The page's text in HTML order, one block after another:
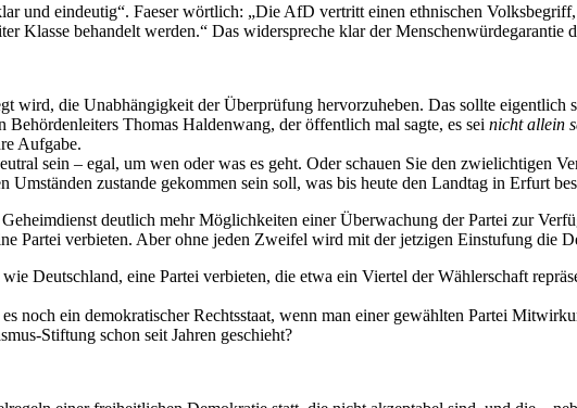
und eindeutig“. Faeser wörtlich: „Die AfD vertritt einen ethnischen
Klasse behandelt werden.“ Das widerspreche klar der Menschenwürdegarantie
wird, die Unabhängigkeit der Überprüfung hervorzuheben. Das sollte eigentlich
Thomas Haldenwang, der öffentlich mal sagte, es sei nicht allein
Aufgabe.
sein – egal, um wen oder was es geht. Oder schauen Sie den zwielichtigen
zustande gekommen sein soll, was bis heute den Landtag in Erfurt
deutlich mehr Möglichkeiten einer Überwachung der Partei zur
Partei verbieten. Aber ohne jeden Zweifel wird mit der jetzigen Einstufung die
Deutschland, eine Partei verbieten, die etwa ein Viertel der Wählerschaft
noch ein demokratischer Rechtsstaat, wenn man einer gewählten Partei
Stiftung schon seit Jahren geschieht?